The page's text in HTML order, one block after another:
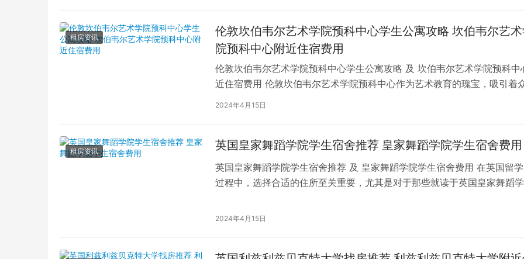
租房资讯
伦敦坎伯韦尔艺术学院预科中心学生公寓攻略 坎伯韦尔艺
院预科中心附近住宿费用
伦敦坎伯韦尔艺术学院预科中心学生公寓攻略 及 坎伯韦尔艺术学院预科中
近住宿费用 伦敦坎伯韦尔艺术学院预科中心作为艺术教育的瑰宝，吸引着
2024年4月15日
租房资讯 英国皇家舞蹈学院学生宿舍推荐 皇家舞蹈学院学生宿舍费用
英国皇家舞蹈学院学生宿舍推荐 及 皇家舞蹈学院学生宿舍费用 在英国留
过程中，选择合适的住所至关重要，尤其是对于那些就读于英国皇家舞蹈学
2024年4月15日